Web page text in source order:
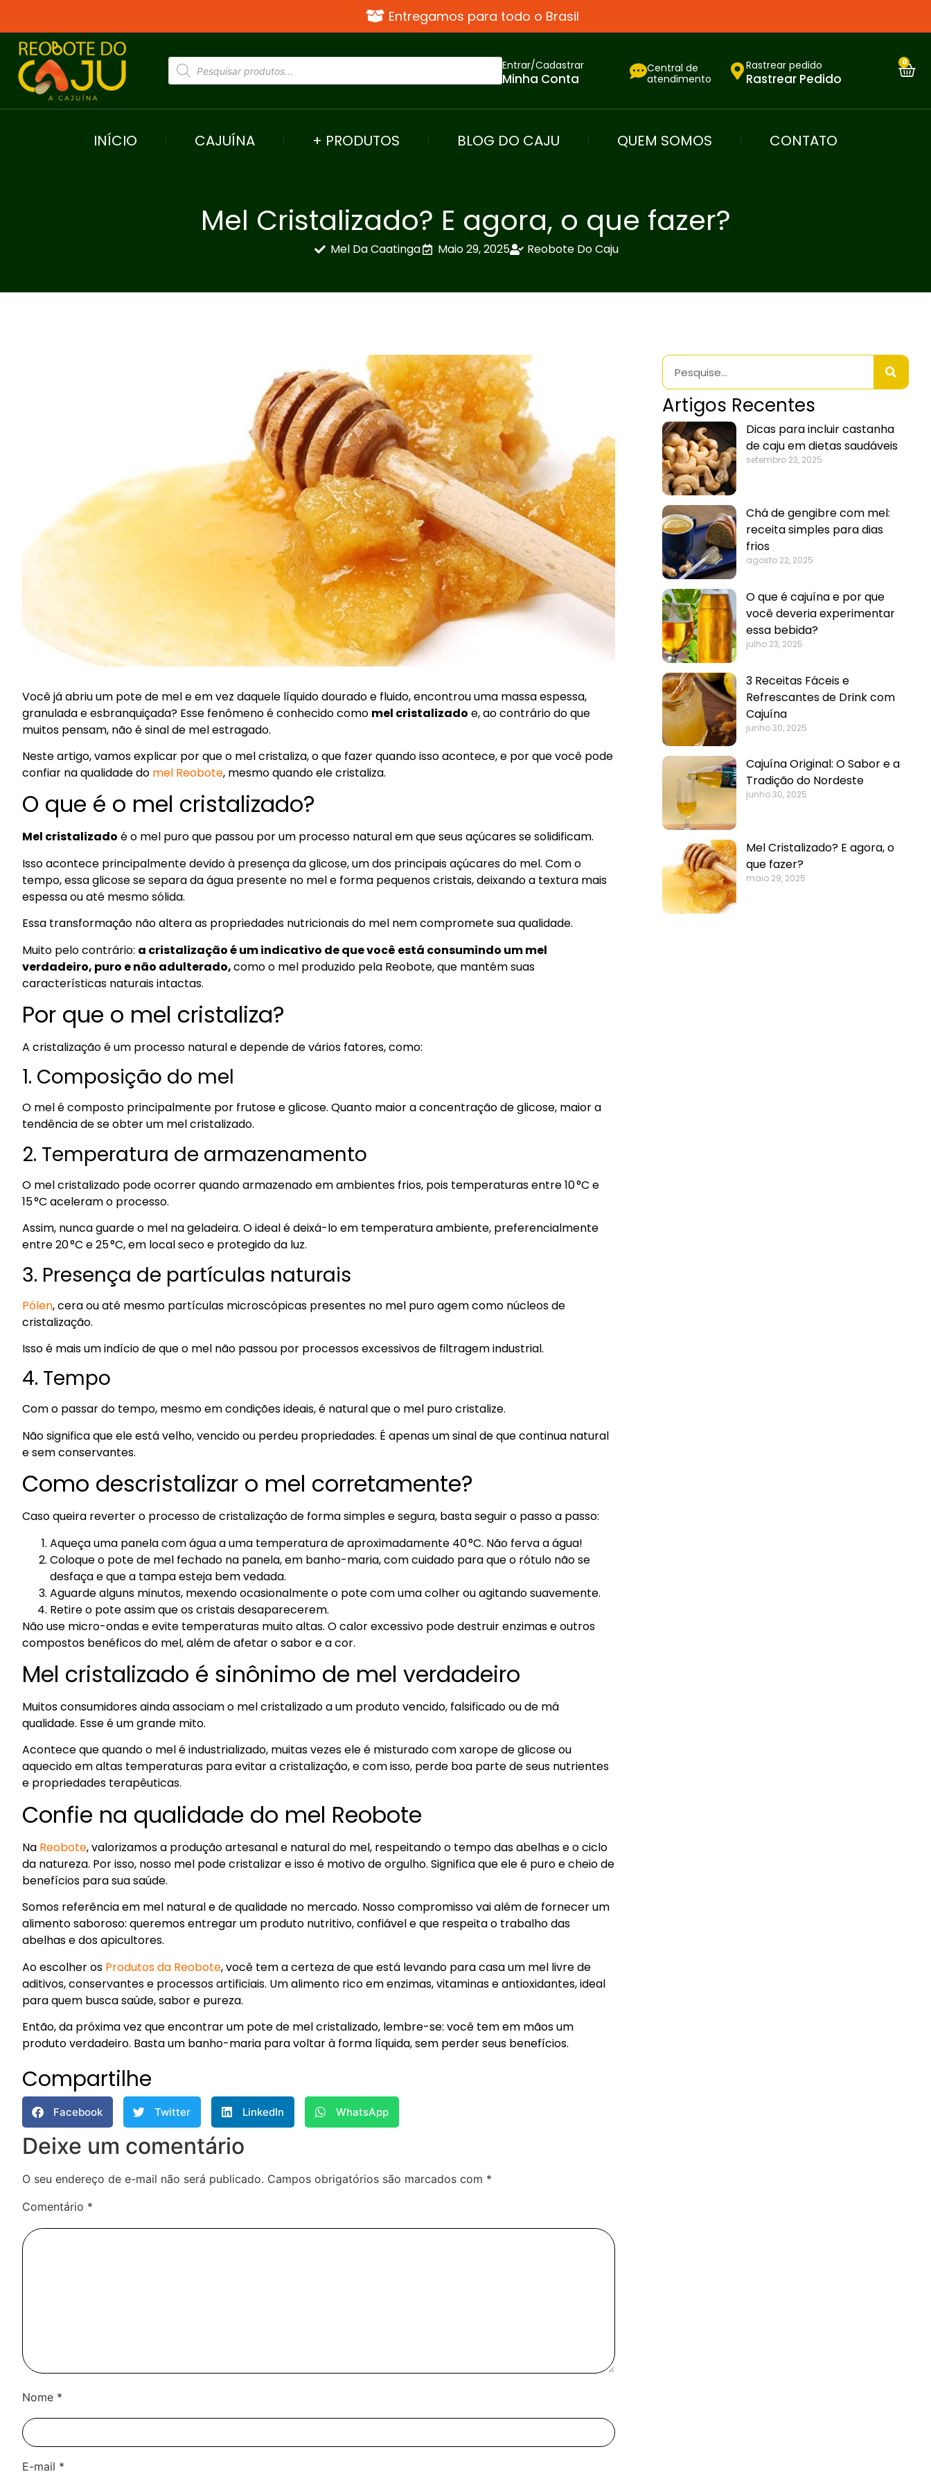
Entregamos para todo o Brasil
Entrar/Cadastrar
Minha Conta
Central de
atendimento
Rastrear pedido
Rastrear Pedido
0
INÍCIO CAJUÍNA + PRODUTOS BLOG DO CAJU QUEM SOMOS CONTATO
Mel Cristalizado? E agora, o que fazer?
Mel Da Caatinga Maio 29, 2025 Reobote Do Caju
Você já abriu um pote de mel e em vez daquele líquido dourado e fluido, encontrou uma massa espessa,
granulada e esbranquiçada? Esse fenômeno é conhecido como mel cristalizado e, ao contrário do que
muitos pensam, não é sinal de mel estragado.
Neste artigo, vamos explicar por que o mel cristaliza, o que fazer quando isso acontece, e por que você pode
confiar na qualidade do mel Reobote, mesmo quando ele cristaliza.
O que é o mel cristalizado?
Mel cristalizado é o mel puro que passou por um processo natural em que seus açúcares se solidificam.
Isso acontece principalmente devido à presença da glicose, um dos principais açúcares do mel. Com o
tempo, essa glicose se separa da água presente no mel e forma pequenos cristais, deixando a textura mais
espessa ou até mesmo sólida.
Essa transformação não altera as propriedades nutricionais do mel nem compromete sua qualidade.
Muito pelo contrário: a cristalização é um indicativo de que você está consumindo um mel
verdadeiro, puro e não adulterado,como o mel produzido pela Reobote, que mantém suas
características naturais intactas.
Por que o mel cristaliza?
A cristalização é um processo natural e depende de vários fatores, como:
1. Composição do mel
O mel é composto principalmente por frutose e glicose. Quanto maior a concentração de glicose, maior a
tendência de se obter um mel cristalizado.
2. Temperatura de armazenamento
O mel cristalizado pode ocorrer quando armazenado em ambientes frios, pois temperaturas entre 10 °C e
15 °C aceleram o processo.
Assim, nunca guarde o mel na geladeira. O ideal é deixá-lo em temperatura ambiente, preferencialmente
entre 20 °C e 25 °C, em local seco e protegido da luz.
3. Presença de partículas naturais
Pólen, cera ou até mesmo partículas microscópicas presentes no mel puro agem como núcleos de
cristalização.
Isso é mais um indício de que o mel não passou por processos excessivos de filtragem industrial.
4. Tempo
Com o passar do tempo, mesmo em condições ideais, é natural que o mel puro cristalize.
Não significa que ele está velho, vencido ou perdeu propriedades. É apenas um sinal de que continua natural
e sem conservantes.
Como descristalizar o mel corretamente?
Caso queira reverter o processo de cristalização de forma simples e segura, basta seguir o passo a passo:
Aqueça uma panela com água a uma temperatura de aproximadamente 40 °C. Não ferva a água!
Coloque o pote de mel fechado na panela, em banho-maria, com cuidado para que o rótulo não se
desfaça e que a tampa esteja bem vedada.
Aguarde alguns minutos, mexendo ocasionalmente o pote com uma colher ou agitando suavemente.
Retire o pote assim que os cristais desaparecerem.
Não use micro-ondas e evite temperaturas muito altas. O calor excessivo pode destruir enzimas e outros
compostos benéficos do mel, além de afetar o sabor e a cor.
Mel cristalizado é sinônimo de mel verdadeiro
Muitos consumidores ainda associam o mel cristalizado a um produto vencido, falsificado ou de má
qualidade. Esse é um grande mito.
Acontece que quando o mel é industrializado, muitas vezes ele é misturado com xarope de glicose ou
aquecido em altas temperaturas para evitar a cristalização, e com isso, perde boa parte de seus nutrientes
e propriedades terapêuticas.
Confie na qualidade do mel Reobote
Na Reobote, valorizamos a produção artesanal e natural do mel, respeitando o tempo das abelhas e o ciclo
da natureza. Por isso, nosso mel pode cristalizar e isso é motivo de orgulho. Significa que ele é puro e cheio de
benefícios para sua saúde.
Somos referência em mel natural e de qualidade no mercado. Nosso compromisso vai além de fornecer um
alimento saboroso: queremos entregar um produto nutritivo, confiável e que respeita o trabalho das
abelhas e dos apicultores.
Ao escolher os Produtos da Reobote, você tem a certeza de que está levando para casa um mel livre de
aditivos, conservantes e processos artificiais. Um alimento rico em enzimas, vitaminas e antioxidantes, ideal
para quem busca saúde, sabor e pureza.
Então, da próxima vez que encontrar um pote de mel cristalizado, lembre-se: você tem em mãos um
produto verdadeiro. Basta um banho-maria para voltar à forma líquida, sem perder seus benefícios.
Compartilhe
Facebook Twitter LinkedIn WhatsApp
Deixe um comentário
O seu endereço de e-mail não será publicado. Campos obrigatórios são marcados com *
Comentário *
Nome *
E-mail *
Artigos Recentes
Dicas para incluir castanha
de caju em dietas saudáveis
setembro 23, 2025
Chá de gengibre com mel:
receita simples para dias
frios
agosto 22, 2025
O que é cajuína e por que
você deveria experimentar
essa bebida?
julho 23, 2025
3 Receitas Fáceis e
Refrescantes de Drink com
Cajuína
junho 30, 2025
Cajuína Original: O Sabor e a
Tradição do Nordeste
junho 30, 2025
Mel Cristalizado? E agora, o
que fazer?
maio 29, 2025